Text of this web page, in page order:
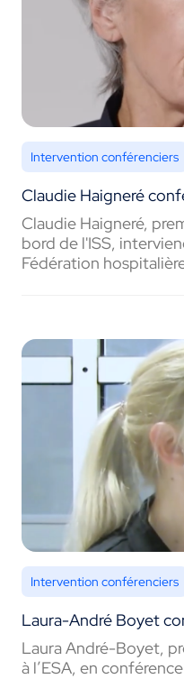
Intervention conférenciers
Claudie Haigneré
Claudie Haigneré,
bord de l'ISS,
Fédération
Intervention conférenciers
Laura-André Boyet
Laura André-Boyet,
à l’ESA, en